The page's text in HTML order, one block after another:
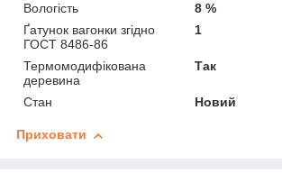
Вологість
8 %
Ґатунок вагонки згідно
ГОСТ 8486-86
1
Термомодифікована
деревина
Так
Стан Новий
Приховати